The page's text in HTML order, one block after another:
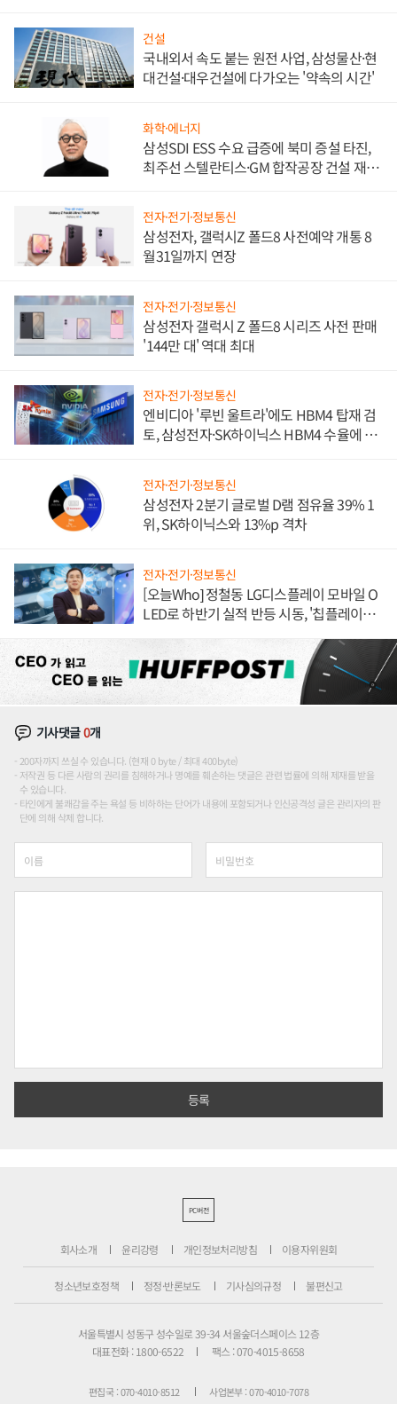
건설
국내외서 속도 붙는 원전 사업, 삼성물산·현
대건설·대우건설에 다가오는 '약속의 시간'
화학·에너지
삼성SDI ESS 수요 급증에 북미 증설 타진,
최주선 스텔란티스·GM 합작공장 건설 재추
전자·전기·정보통신
삼성전자, 갤럭시Z 폴드8 사전예약 개통 8
월31일까지 연장
전자·전기·정보통신
삼성전자 갤럭시 Z 폴드8 시리즈 사전 판매
'144만 대' 역대 최대
전자·전기·정보통신
엔비디아 '루빈 울트라'에도 HBM4 탑재 검
토, 삼성전자·SK하이닉스 HBM4 수율에 주
전자·전기·정보통신
삼성전자 2분기 글로벌 D램 점유율 39% 1
위, SK하이닉스와 13%p 격차
전자·전기·정보통신
[오늘Who] 정철동 LG디스플레이 모바일 O
LED로 하반기 실적 반등 시동, '칩플레이
기사댓글0개
200자까지 쓰실 수 있습니다. (현재 0 byte / 최대 400byte)
저작권 등 다른 사람의 권리를 침해하거나 명예를 훼손하는 댓글은 관련 법률에 의해 제재를 받을
수 있습니다.
타인에게 불쾌감을 주는 욕설 등 비하하는 단어가 내용에 포함되거나 인신공격성 글은 관리자의 판
단에 의해 삭제 합니다.
PC버전
회사소개 윤리강령 개인정보처리방침 이용자위원회
청소년보호정책 정정·반론보도 기사심의규정 불편신고
서울특별시 성동구 성수일로 39-34 서울숲더스페이스 12층
대표전화 : 1800-6522
팩스 : 070-4015-8658
편집국 : 070-4010-8512
사업본부 : 070-4010-7078